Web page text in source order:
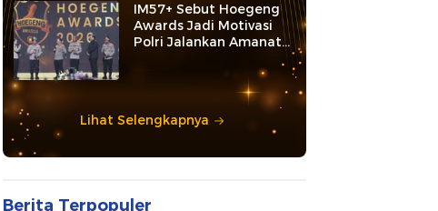
IM57+ Sebut Hoegeng
Awards Jadi Motivasi
Polri Jalankan Amanat
Lihat Selengkapnya
Berita Terpopuler